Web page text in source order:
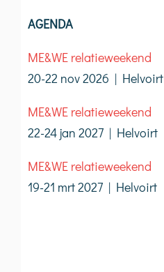
AGENDA
ME&WE relatieweekend
20-22 nov 2026 | Helvoirt
ME&WE relatieweekend
22-24 jan 2027 | Helvoirt
ME&WE relatieweekend
19-21 mrt 2027 | Helvoirt